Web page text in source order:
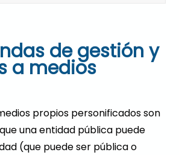
de gestión y
a medios
propios personificados son
una entidad pública puede
(que puede ser pública o